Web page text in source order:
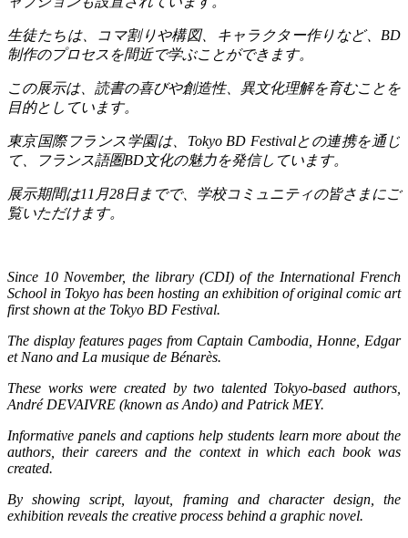
生徒たちは、コマ割りや構図、キャラクター作りなど、 BD
制作のプロセスを間近で学ぶことができます。
この展示は、読書の喜びや創造性、異文化理解を育むことを
目的としています。
東京国際フランス学園は、 Tokyo BD Festivalとの連携を通じ
て、フランス語圏BD文化の魅力を発信しています。
展示期間は11 月28日までで、学校コミュニティの皆さまにご
覧いただけます。
Since 10 November, the library (CDI) of the International French
School in Tokyo has been hosting an exhibition of original comic art
first shown at the Tokyo BD Festival.
The display features pages from Captain Cambodia, Honne, Edgar
et Nano and La musique de Bénarès.
These works were created by two talented Tokyo-based authors,
André DEVAIVRE (known as Ando) and Patrick MEY.
Informative panels and captions help students learn more about the
authors, their careers and the context in which each book was
created.
By showing script, layout, framing and character design, the
exhibition reveals the creative process behind a graphic novel.